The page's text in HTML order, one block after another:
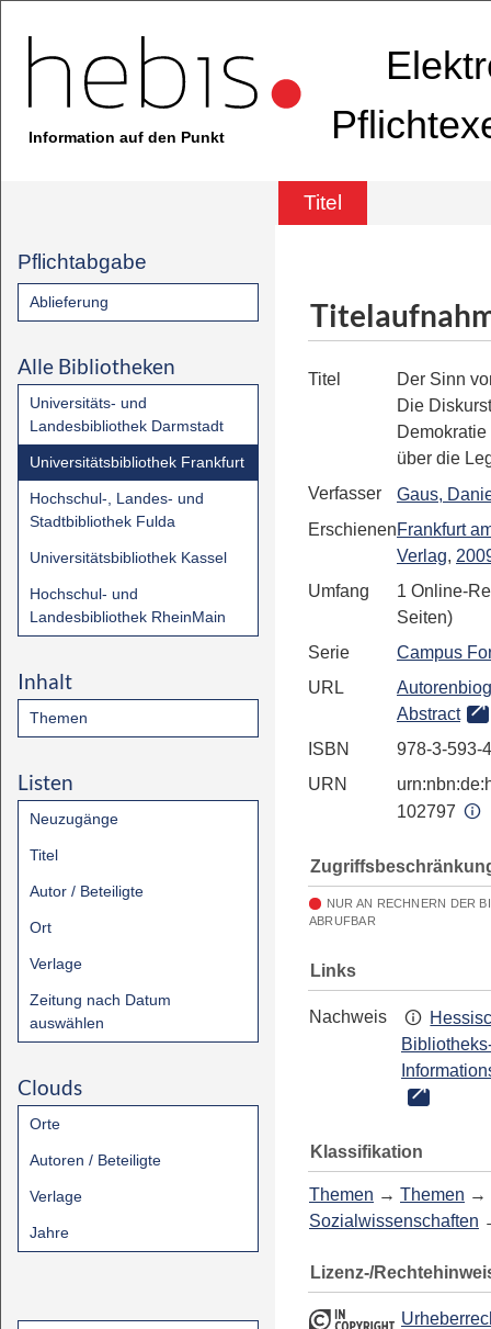
Information auf den Punkt
Titel
Pflichtabgabe
Ablieferung
Alle Bibliotheken
Universitäts- und
Landesbibliothek Darmstadt
Universitätsbibliothek Frankfurt
Hochschul-, Landes- und
Stadtbibliothek Fulda
Universitätsbibliothek Kassel
Hochschul- und
Landesbibliothek RheinMain
Inhalt
Themen
Listen
Neuzugänge
Titel
Autor / Beteiligte
Ort
Verlage
Zeitung nach Datum
auswählen
Clouds
Orte
Autoren / Beteiligte
Verlage
Jahre
Titel
Der Sinn
Die
über die
Verfasser
Gaus,
ErschienenFrankfurt
Verlag,
Umfang
1 Online-
Seiten)
Serie
Campus
URL
Abstract
ISBN
978-3-593-
URN
102797
NUR AN RECHNERN DER
ABRUFBAR
Links
Nachweis
Klassifikation
Themen → Themen →
Sozialwissenschaften
Lizenz-/